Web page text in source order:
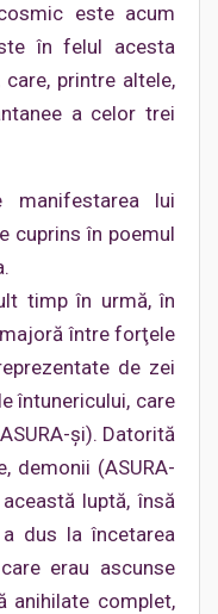
este acum
în felul acesta
care, printre altele,
a celor trei
manifestarea lui
cuprins în poemul
timp în urmă, în
între forţele
de zei
întunericului, care
şi). Datorită
demonii (ASURA-
luptă, însă
dus la încetarea
erau ascunse
anihilate complet,